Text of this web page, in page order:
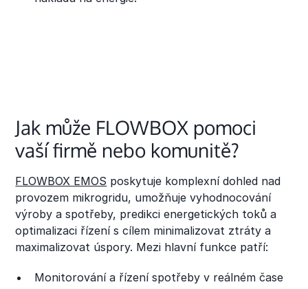
Jak může FLOWBOX pomoci
vaší firmě nebo komunitě?
FLOWBOX EMOS poskytuje komplexní dohled nad
provozem mikrogridu, umožňuje vyhodnocování
výroby a spotřeby, predikci energetických toků a
optimalizaci řízení s cílem minimalizovat ztráty a
maximalizovat úspory. Mezi hlavní funkce patří:
Monitorování a řízení spotřeby v reálném čase